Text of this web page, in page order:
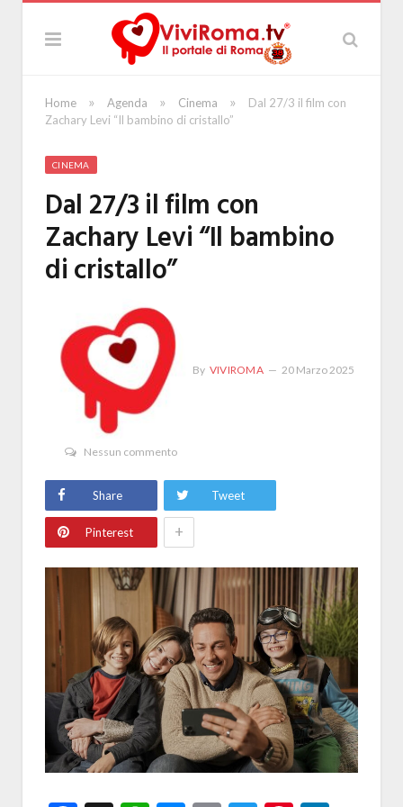
Home » Agenda » Cinema »
Dal 27/3 il film con
Zachary Levi “Il bambino di cristallo”
CINEMA
Dal 27/3 il film con
Zachary Levi “Il bambino
di cristallo”
By VIVIROMA 20 Marzo 2025
Nessun commento
Share Tweet
Pinterest +